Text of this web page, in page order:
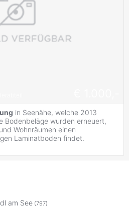
in Seenähe, welche 2013
Bodenbeläge wurden erneuert,
Wohnräumen einen
Laminatboden findet.
am See (797)